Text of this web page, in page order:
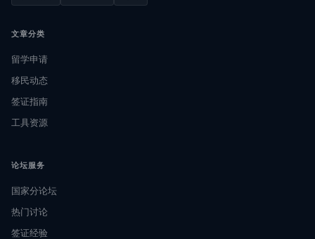
文章分类
留学申请
移民动态
签证指南
工具资源
论坛服务
国家分论坛
热门讨论
签证经验